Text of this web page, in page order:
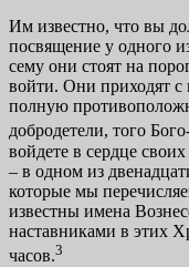
Им известно, что вы
посвящение у одного
сему они стоят на
войти. Они приходят
полную
добродетели, того
войдете в сердце
– в одном из
которые мы
известны имена
наставниками в этих
часов.3